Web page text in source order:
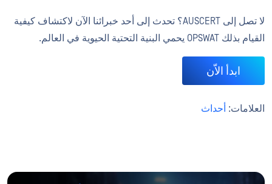
لا تصل إلى AUSCERT؟ تحدث إلى أحد خبرائنا الآن لاكتشاف كيفية
القيام بذلك OPSWAT يحمي البنية التحتية الحيوية في العالم.
ابدأ الاّن
العلامات: أحداث